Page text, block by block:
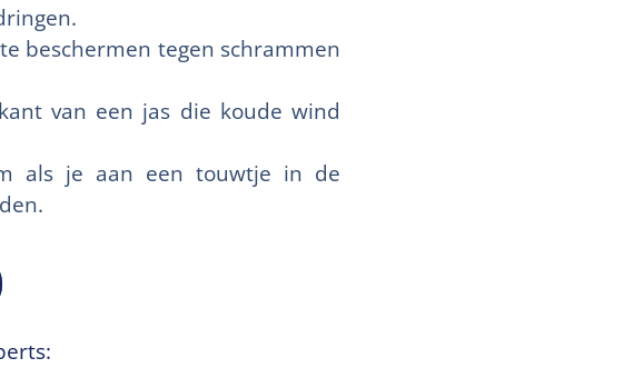
beschermen tegen schrammen
van een jas die koude wind
als je aan een touwtje in de